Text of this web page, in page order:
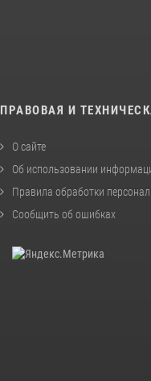
ПРАВОВАЯ И
О сайте
Об использовании
Правила обработки
Сообщить об ошибках